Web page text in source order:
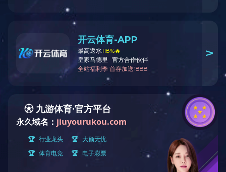
大咖说技术
专家队伍
叶逢春，有色冶金及资源循环专家，
江西省宜春市劳动模范，丰城市创业人
才，江西省百千万人才，享受江西省政府
特殊津贴，教授级高级工程师，工学博
士，现任中国瑞林副总工程师。
主持完成中国首套红土镍矿REKF技
术技术引进-消化-技术升级工作，开发电
子废弃物与多金属固废协同清洁冶炼关键
技术与装备，完成中国首套闪速炼铜技术
出口，承担多项国内外大型工程。